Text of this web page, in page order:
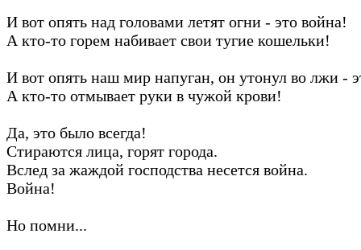
И вот опять над головами летят огни - это война!
А кто-то горем набивает свои тугие кошельки!
И вот опять наш мир напуган, он утонул во лжи -
А кто-то отмывает руки в чужой крови!
Да, это было всегда!
Стираются лица, горят города.
Вслед за жаждой господства несется война.
Война!
Но помни...